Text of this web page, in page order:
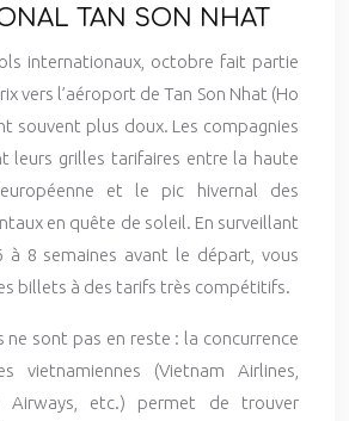
TAN SON NHAT
internationaux, octobre fait partie
vers l’aéroport de Tan Son Nhat (Ho
souvent plus doux. Les compagnies
leurs grilles tarifaires entre la haute
et le pic hivernal des
en quête de soleil. En surveillant
à 8 semaines avant le départ, vous
billets à des tarifs très compétitifs.
ne sont pas en reste : la concurrence
vietnamiennes (Vietnam Airlines,
Airways, etc.) permet de trouver